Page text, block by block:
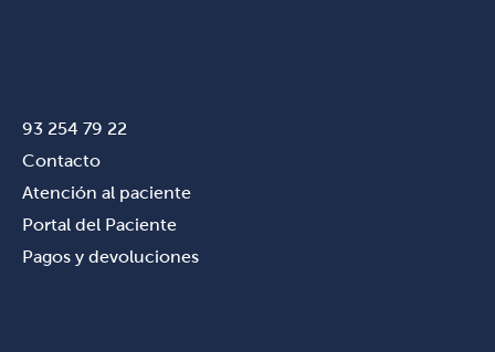
93 254 79 22
Contacto
Atención al paciente
Portal del Paciente
Pagos y devoluciones